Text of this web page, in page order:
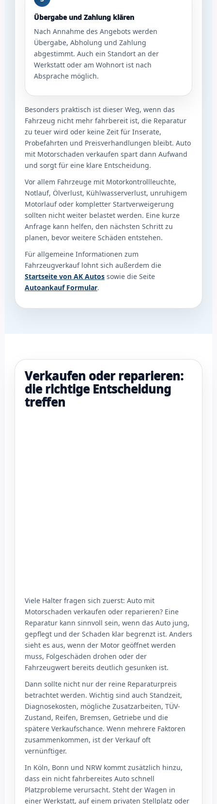
Übergabe und Zahlung klären
Nach Annahme des Angebots werden
Übergabe, Abholung und Zahlung
abgestimmt. Auch ein Standort an der
Werkstatt oder am Wohnort ist nach
Absprache möglich.
Besonders praktisch ist dieser Weg, wenn das
Fahrzeug nicht mehr fahrbereit ist, die Reparatur
zu teuer wird oder keine Zeit für Inserate,
Probefahrten und Preisverhandlungen bleibt. Auto
mit Motorschaden verkaufen spart dann Aufwand
und sorgt für eine klare Entscheidung.
Vor allem Fahrzeuge mit Motorkontrollleuchte,
Notlauf, Ölverlust, Kühlwasserverlust, unruhigem
Motorlauf oder kompletter Startverweigerung
sollten nicht weiter belastet werden. Eine kurze
Anfrage kann helfen, den nächsten Schritt zu
planen, bevor weitere Schäden entstehen.
Für allgemeine Informationen zum
Fahrzeugverkauf lohnt sich außerdem die
Startseite von AK Autos sowie die Seite
Autoankauf Formular.
Verkaufen oder reparieren:
die richtige Entscheidung
treffen
Viele Halter fragen sich zuerst: Auto mit
Motorschaden verkaufen oder reparieren? Eine
Reparatur kann sinnvoll sein, wenn das Auto jung,
gepflegt und der Schaden klar begrenzt ist. Anders
sieht es aus, wenn der Motor geöffnet werden
muss, Folgeschäden drohen oder der
Fahrzeugwert bereits deutlich gesunken ist.
Dann sollte nicht nur der reine Reparaturpreis
betrachtet werden. Wichtig sind auch Standzeit,
Diagnosekosten, mögliche Zusatzarbeiten, TÜV-
Zustand, Reifen, Bremsen, Getriebe und die
spätere Verkaufschance. Wenn mehrere Faktoren
zusammenkommen, ist der Verkauf oft
vernünftiger.
In Köln, Bonn und NRW kommt zusätzlich hinzu,
dass ein nicht fahrbereites Auto schnell
Platzprobleme verursacht. Steht der Wagen in
einer Werkstatt, auf einem privaten Stellplatz oder